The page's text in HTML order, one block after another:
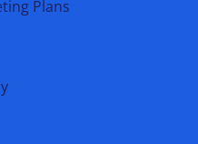
Plans